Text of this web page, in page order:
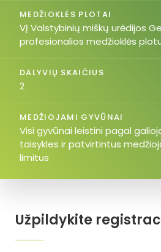
Užpildykite
MEDŽIOKLĖS PLOTAI
VĮ Valstybinių miškų urėdijos
profesionalios medžioklės
DALYVIŲ SKAIČIUS
2
MEDŽIOJAMI GYVŪNAI
Visi gyvūnai leistini pagal
taisykles ir patvirtintus
limitus